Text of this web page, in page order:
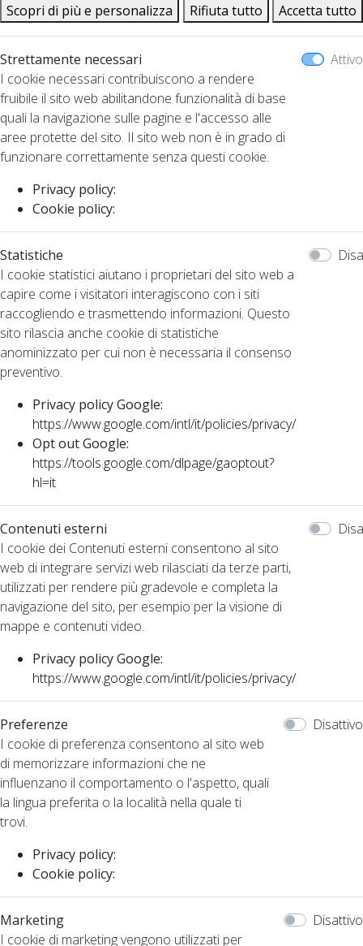
Scopri di più e personalizza
Rifiuta tutto Accetta tutto
Strettamente necessari
I cookie necessari contribuiscono a rendere
fruibile il sito web abilitandone funzionalità di base
quali la navigazione sulle pagine e l'accesso alle
aree protette del sito. Il sito web non è in grado di
funzionare correttamente senza questi cookie.
Privacy policy:
Cookie policy:
Attivo
Statistiche
I cookie statistici aiutano i proprietari del sito web a
capire come i visitatori interagiscono con i siti
raccogliendo e trasmettendo informazioni. Questo
sito rilascia anche cookie di statistiche
anominizzato per cui non è necessaria il consenso
preventivo.
Privacy policy Google:
https://www.google.com/intl/it/policies/privacy/
Opt out Google:
https://tools.google.com/dlpage/gaoptout?
hl=it
Contenuti esterni
I cookie dei Contenuti esterni consentono al sito
web di integrare servizi web rilasciati da terze parti,
utilizzati per rendere più gradevole e completa la
navigazione del sito, per esempio per la visione di
mappe e contenuti video.
Privacy policy Google:
https://www.google.com/intl/it/policies/privacy/
Preferenze
I cookie di preferenza consentono al sito web
di memorizzare informazioni che ne
influenzano il comportamento o l'aspetto, quali
la lingua preferita o la località nella quale ti
trovi.
Privacy policy:
Cookie policy:
Disattivo
Marketing
I cookie di marketing vengono utilizzati per
Disattivo